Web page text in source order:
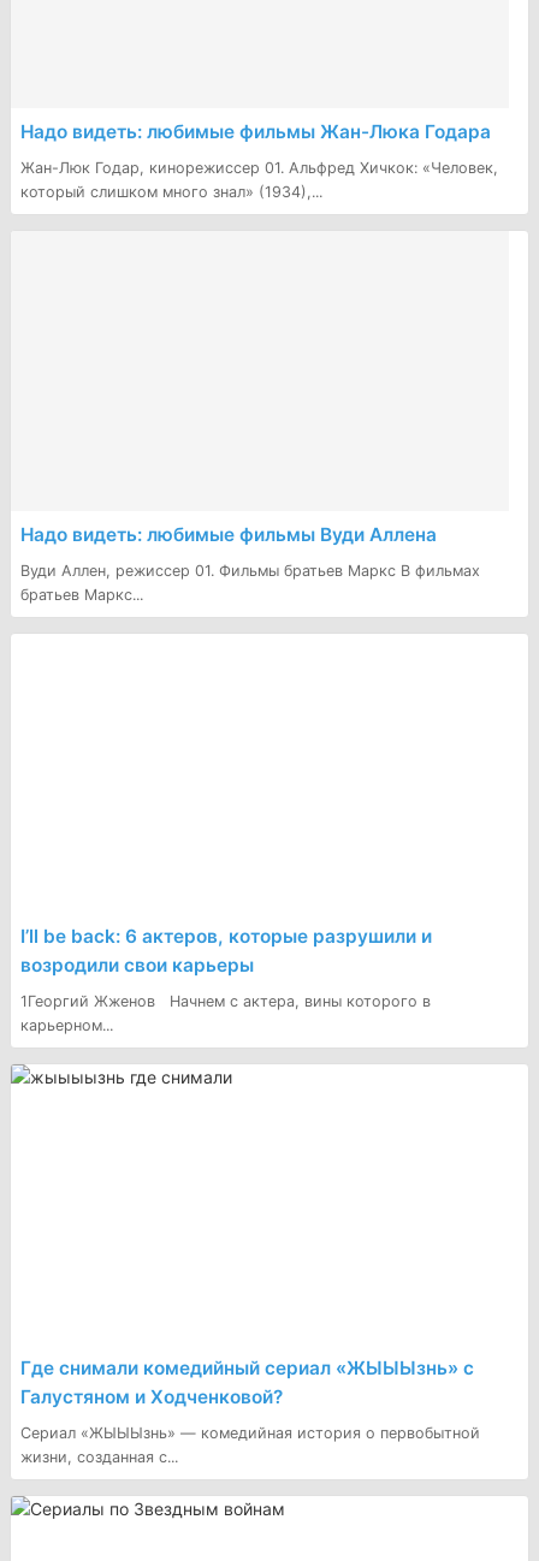
​Надо видеть: любимые фильмы Жан-Люка Годара
Жан-Люк Годар, кинорежиссер 01. Альфред Хичкок: «Человек,
который слишком много знал» (1934),...
Надо видеть: любимые фильмы Вуди Аллена
Вуди Аллен, режиссер 01. Фильмы братьев Маркс В фильмах
братьев Маркс...
I’ll be back: 6 актеров, которые разрушили и
возродили свои карьеры
1Георгий Жженов Начнем с актера, вины которого в
карьерном...
Где снимали комедийный сериал «ЖЫЫЫзнь» с
Галустяном и Ходченковой?
Сериал «ЖЫЫЫзнь» — комедийная история о первобытной
жизни, созданная с...